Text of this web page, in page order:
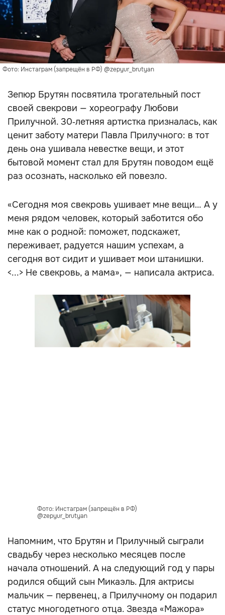
Фото: Инстаграм (запрещён в РФ) @zepyur_brutyan
Зепюр Брутян посвятила трогательный пост
своей свекрови — хореографу Любови
Прилучной. 30‑летняя артистка призналась, как
ценит заботу матери Павла Прилучного: в тот
день она ушивала невестке вещи, и этот
бытовой момент стал для Брутян поводом ещё
раз осознать, насколько ей повезло.
«Сегодня моя свекровь ушивает мне вещи… А у
меня рядом человек, который заботится обо
мне как о родной: поможет, подскажет,
переживает, радуется нашим успехам, а
сегодня вот сидит и ушивает мои штанишки.
<...> Не свекровь, а мама», — написала актриса.
Фото: Инстаграм (запрещён в РФ)
@zepyur_brutyan
Напомним, что Брутян и Прилучный сыграли
свадьбу через несколько месяцев после
начала отношений. А на следующий год у пары
родился общий сын Микаэль. Для актрисы
мальчик — первенец, а Прилучному он подарил
статус многодетного отца. Звезда «Мажора»